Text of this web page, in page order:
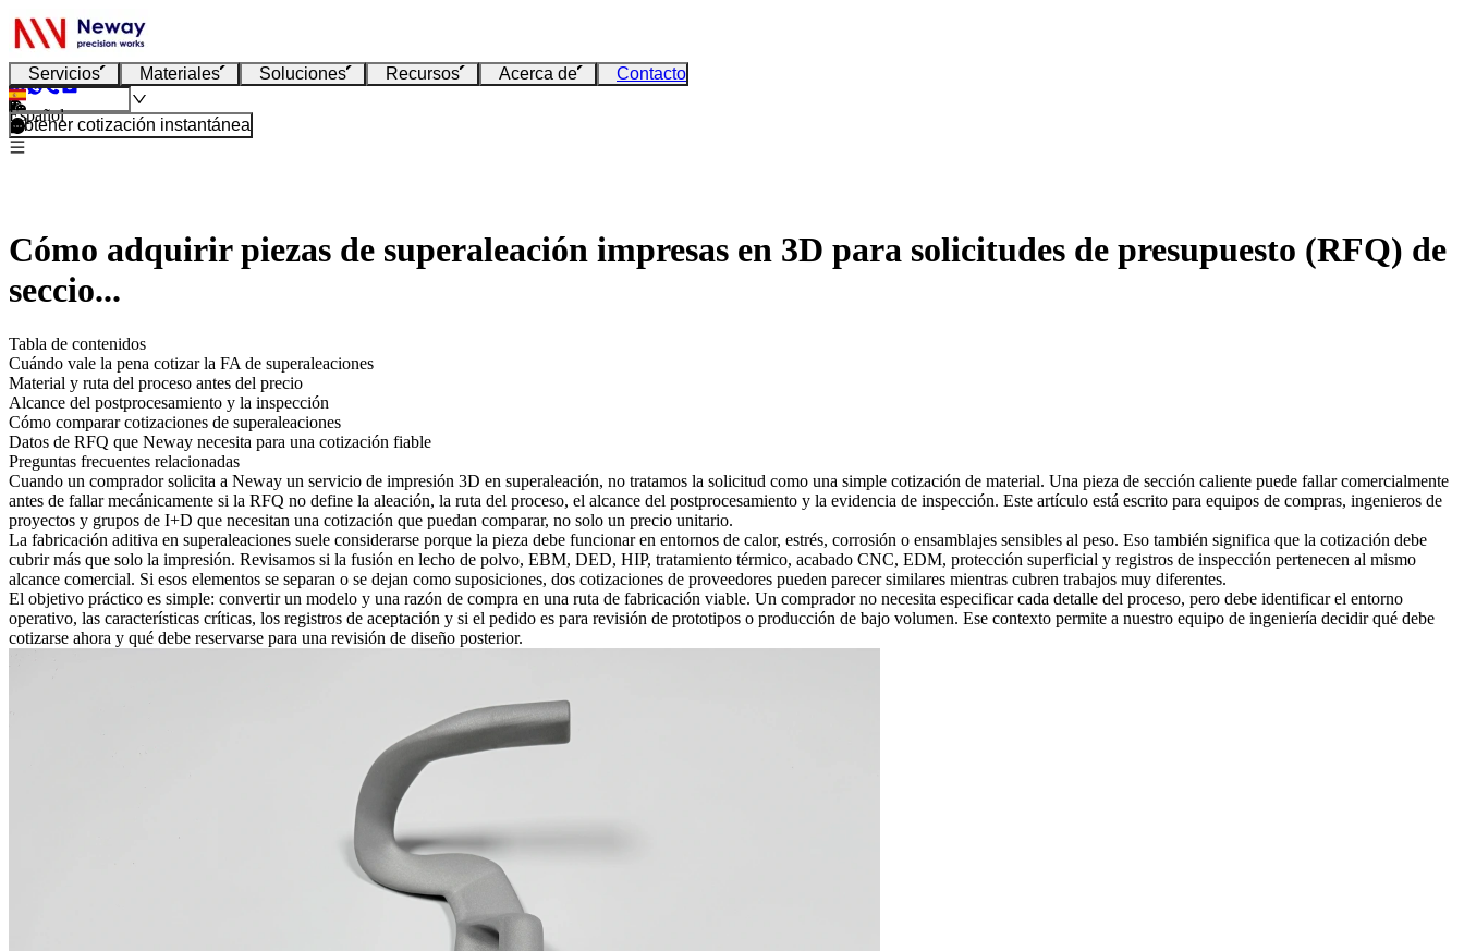
Servicios Materiales Soluciones Recursos Acerca de Contacto
Español
Obtener cotización instantánea
Cómo adquirir piezas de superaleación impresas en 3D para solicitudes de presupuesto (RFQ) de
seccio...
Tabla de contenidos
Cuándo vale la pena cotizar la FA de superaleaciones
Material y ruta del proceso antes del precio
Alcance del postprocesamiento y la inspección
Cómo comparar cotizaciones de superaleaciones
Datos de RFQ que Neway necesita para una cotización fiable
Preguntas frecuentes relacionadas
Cuando un comprador solicita a Neway un servicio de impresión 3D en superaleación, no tratamos la solicitud como una simple cotización de material. Una pieza de sección caliente puede fallar comercialmente
antes de fallar mecánicamente si la RFQ no define la aleación, la ruta del proceso, el alcance del postprocesamiento y la evidencia de inspección. Este artículo está escrito para equipos de compras, ingenieros de
proyectos y grupos de I+D que necesitan una cotización que puedan comparar, no solo un precio unitario.
La fabricación aditiva en superaleaciones suele considerarse porque la pieza debe funcionar en entornos de calor, estrés, corrosión o ensamblajes sensibles al peso. Eso también significa que la cotización debe
cubrir más que solo la impresión. Revisamos si la fusión en lecho de polvo, EBM, DED, HIP, tratamiento térmico, acabado CNC, EDM, protección superficial y registros de inspección pertenecen al mismo
alcance comercial. Si esos elementos se separan o se dejan como suposiciones, dos cotizaciones de proveedores pueden parecer similares mientras cubren trabajos muy diferentes.
El objetivo práctico es simple: convertir un modelo y una razón de compra en una ruta de fabricación viable. Un comprador no necesita especificar cada detalle del proceso, pero debe identificar el entorno
operativo, las características críticas, los registros de aceptación y si el pedido es para revisión de prototipos o producción de bajo volumen. Ese contexto permite a nuestro equipo de ingeniería decidir qué debe
cotizarse ahora y qué debe reservarse para una revisión de diseño posterior.